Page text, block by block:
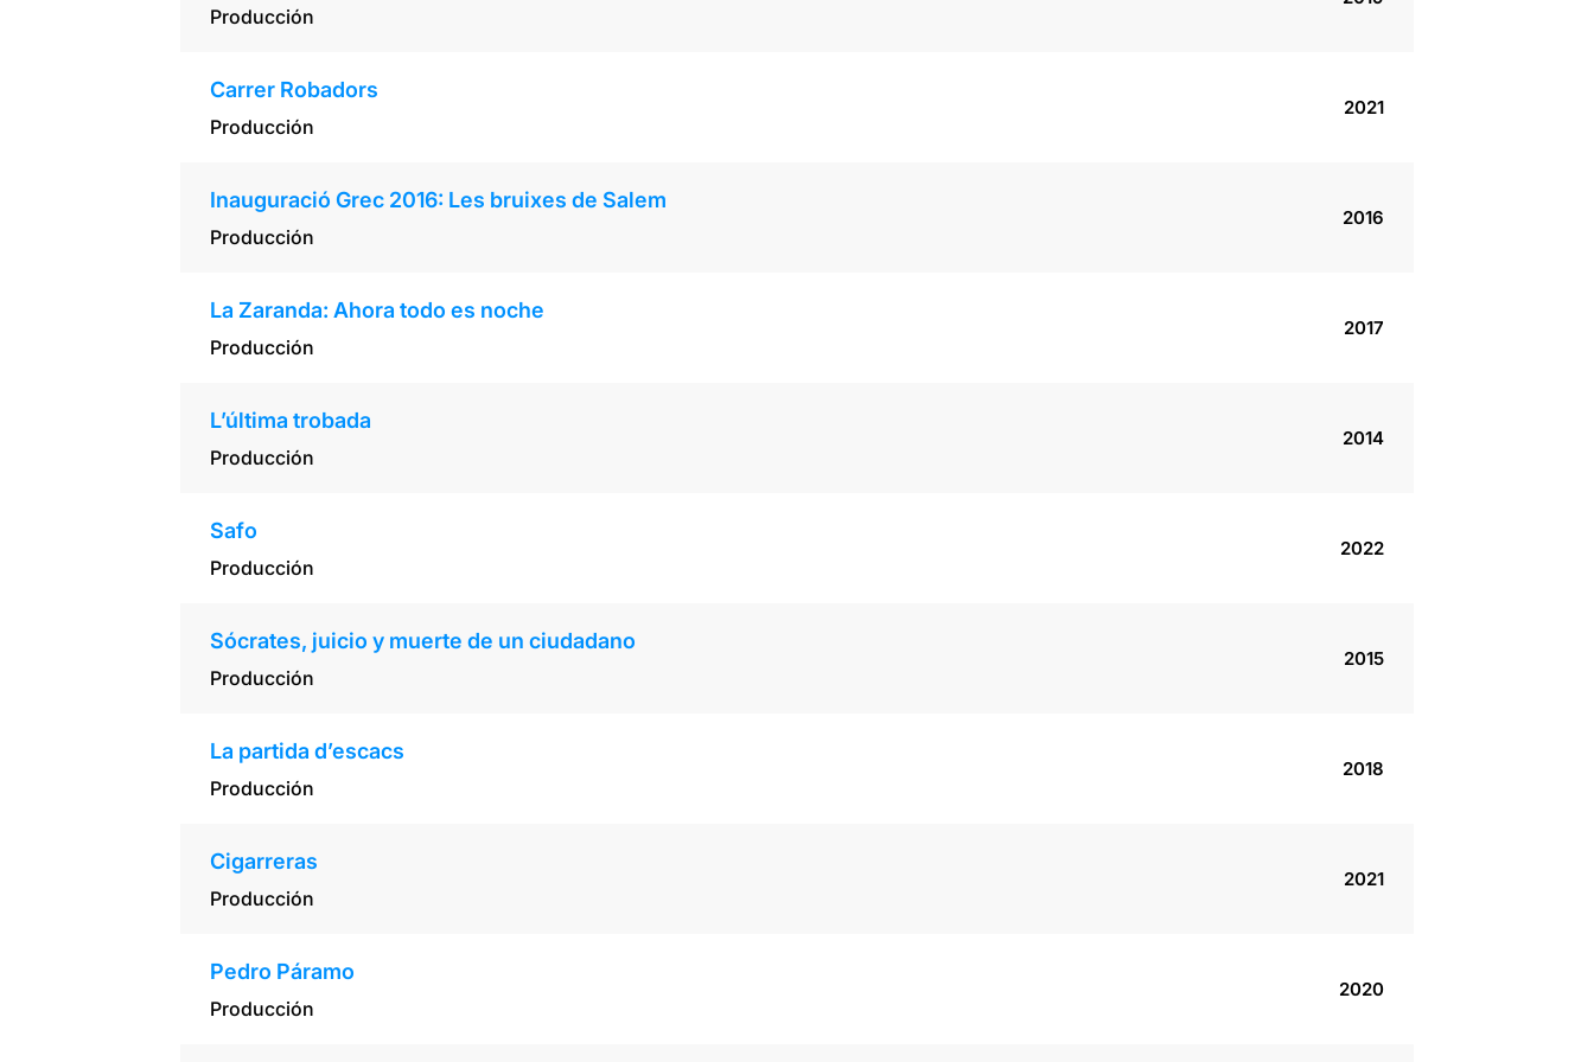
Producción
Carrer Robadors
Producción
2021
Inauguració Grec 2016: Les bruixes de Salem
Producción
2016
La Zaranda: Ahora todo es noche
Producción
2017
L’última trobada
Producción
2014
Safo
Producción
2022
Sócrates, juicio y muerte de un ciudadano
Producción
2015
La partida d’escacs
Producción
2018
Cigarreras
Producción
2021
Pedro Páramo
Producción
2020